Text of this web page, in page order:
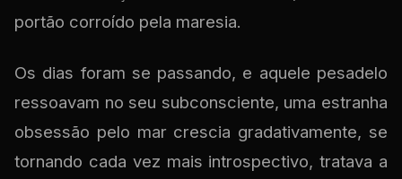
portão corroído pela maresia.
Os dias foram se passando, e aquele pesadelo
ressoavam no seu subconsciente, uma estranha
obsessão pelo mar crescia gradativamente, se
tornando cada vez mais introspectivo, tratava a